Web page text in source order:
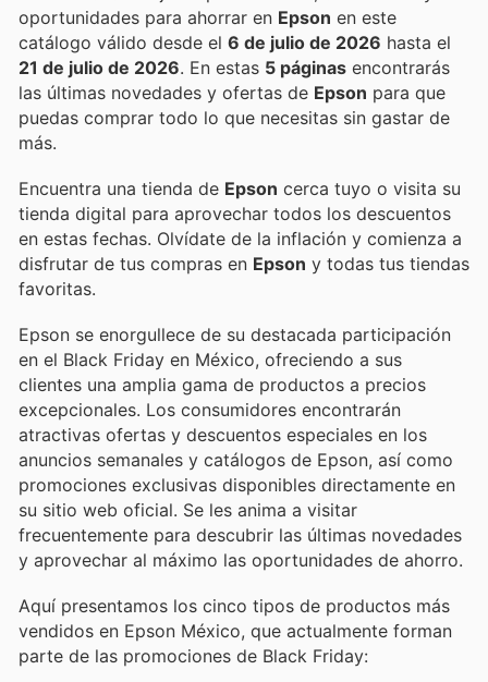
oportunidades para ahorrar en Epson en este
catálogo válido desde el 6 de julio de 2026 hasta el
21 de julio de 2026 . En estas 5 páginas encontrarás
las últimas novedades y ofertas de Epson para que
puedas comprar todo lo que necesitas sin gastar de
más.
Encuentra una tienda de Epson cerca tuyo o visita su
tienda digital para aprovechar todos los descuentos
en estas fechas. Olvídate de la inflación y comienza a
disfrutar de tus compras en Epson y todas tus tiendas
favoritas.
Epson se enorgullece de su destacada participación
en el Black Friday en México, ofreciendo a sus
clientes una amplia gama de productos a precios
excepcionales. Los consumidores encontrarán
atractivas ofertas y descuentos especiales en los
anuncios semanales y catálogos de Epson, así como
promociones exclusivas disponibles directamente en
su sitio web oficial. Se les anima a visitar
frecuentemente para descubrir las últimas novedades
y aprovechar al máximo las oportunidades de ahorro.
Aquí presentamos los cinco tipos de productos más
vendidos en Epson México, que actualmente forman
parte de las promociones de Black Friday: